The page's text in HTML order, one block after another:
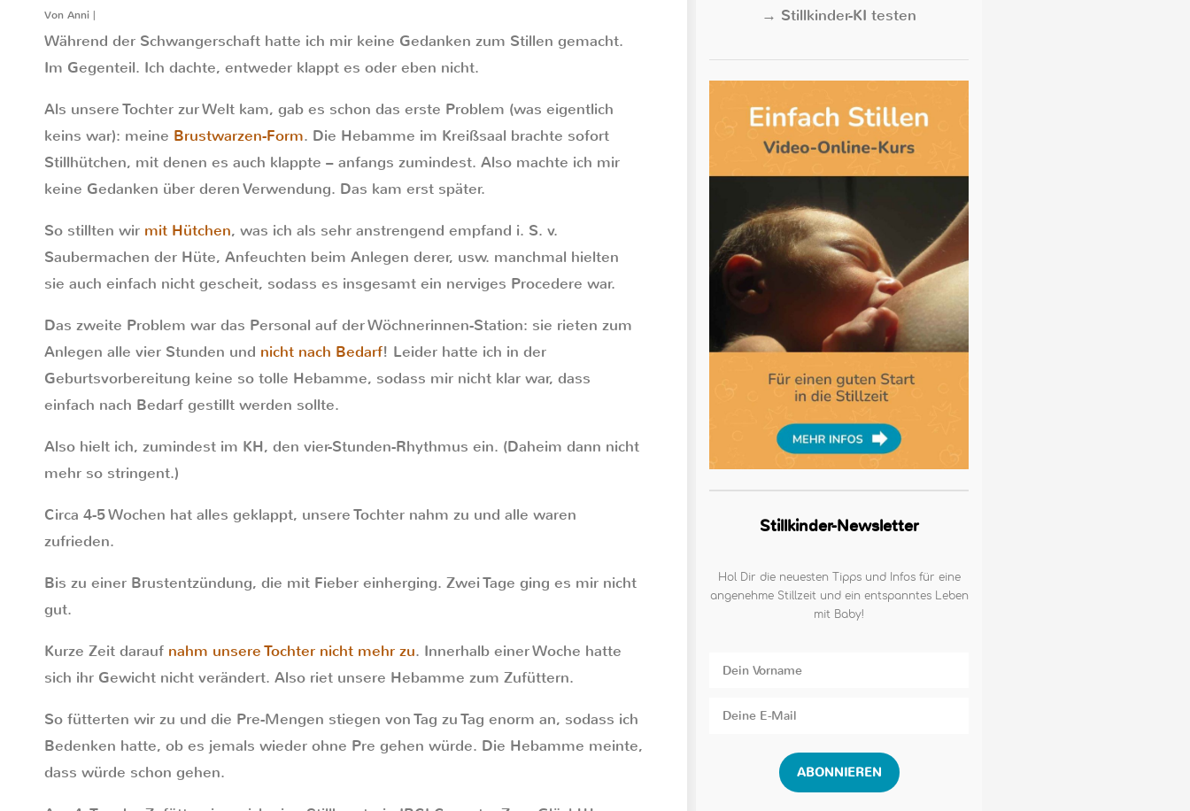
Von Anni |
Während der Schwangerschaft hatte ich mir keine Gedanken zum Stillen gemacht.
Im Gegenteil. Ich dachte, entweder klappt es oder eben nicht.
Als unsere Tochter zur Welt kam, gab es schon das erste Problem (was eigentlich
keins war): meine Brustwarzen-Form. Die Hebamme im Kreißsaal brachte sofort
Stillhütchen, mit denen es auch klappte – anfangs zumindest. Also machte ich mir
keine Gedanken über deren Verwendung. Das kam erst später.
So stillten wir mit Hütchen, was ich als sehr anstrengend empfand i. S. v.
Saubermachen der Hüte, Anfeuchten beim Anlegen derer, usw. manchmal hielten
sie auch einfach nicht gescheit, sodass es insgesamt ein nerviges Procedere war.
Das zweite Problem war das Personal auf der Wöchnerinnen-Station: sie rieten zum
Anlegen alle vier Stunden und nicht nach Bedarf! Leider hatte ich in der
Geburtsvorbereitung keine so tolle Hebamme, sodass mir nicht klar war, dass
einfach nach Bedarf gestillt werden sollte.
Also hielt ich, zumindest im KH, den vier-Stunden-Rhythmus ein. (Daheim dann nicht
mehr so stringent.)
Circa 4-5 Wochen hat alles geklappt, unsere Tochter nahm zu und alle waren
zufrieden.
Bis zu einer Brustentzündung, die mit Fieber einherging. Zwei Tage ging es mir nicht
gut.
Kurze Zeit darauf nahm unsere Tochter nicht mehr zu. Innerhalb einer Woche hatte
sich ihr Gewicht nicht verändert. Also riet unsere Hebamme zum Zufüttern.
So fütterten wir zu und die Pre-Mengen stiegen von Tag zu Tag enorm an, sodass ich
Bedenken hatte, ob es jemals wieder ohne Pre gehen würde. Die Hebamme meinte,
dass würde schon gehen.
→ Stillkinder-KI testen
Stillkinder-Newsletter
Hol Dir die neuesten Tipps und Infos für eine
angenehme Stillzeit und ein entspanntes Leben
mit Baby!
ABONNIEREN